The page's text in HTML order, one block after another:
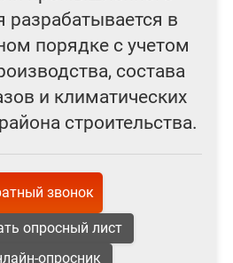
разрабатывается в
порядке с учетом
состава
и климатических
строительства.
звонок
опросный лист
опросник